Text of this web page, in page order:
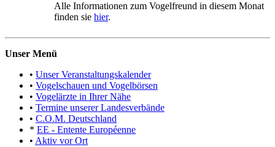
Alle Informationen zum Vogelfreund in diesem Monat
finden sie hier.
Unser Menü
• Unser Veranstaltungskalender
• Vogelschauen und Vogelbörsen
• Vogelärzte in Ihrer Nähe
• Termine unserer Landesverbände
• C.O.M. Deutschland
* EE - Entente Européenne
• Aktiv vor Ort